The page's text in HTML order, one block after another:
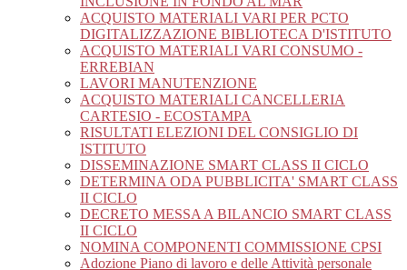
ACQUISTO MATERIALI VARI PER PCTO
DIGITALIZZAZIONE BIBLIOTECA D'ISTITUTO
ACQUISTO MATERIALI VARI CONSUMO -
ERREBIAN
LAVORI MANUTENZIONE
ACQUISTO MATERIALI CANCELLERIA
CARTESIO - ECOSTAMPA
RISULTATI ELEZIONI DEL CONSIGLIO DI
ISTITUTO
DISSEMINAZIONE SMART CLASS II CICLO
DETERMINA ODA PUBBLICITA' SMART CLASS
II CICLO
DECRETO MESSA A BILANCIO SMART CLASS
II CICLO
NOMINA COMPONENTI COMMISSIONE CPSI
Adozione Piano di lavoro e delle Attività personale